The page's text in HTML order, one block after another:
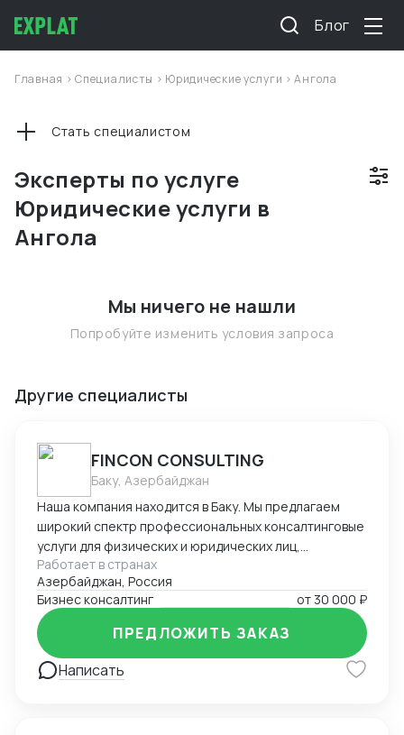
Блог
Главная >Специалисты > Юридические услуги >Ангола
Эксперты по услуге
Юридические услуги в
Ангола
Стать специалистом
Мы ничего не нашли
Попробуйте изменить условия запроса
Другие специалисты
FINCON CONSULTING
Баку, Азербайджан
Наша компания находится в Баку. Мы предлагаем
широкий спектр профессиональных консалтинговые
услуги для физических и юридических лиц,
предпринимателей и бизнесменов на территории
Азербайджана. Портфель наших заказчиков и
клиентов в основном из стран СНГ. В список
стандартных услуг входит: - регистрация компании
на территории Азербайджана, включая открытие
счетов в банках - Полное сопровождение компании -
Помощь в подготовке и подаче документов при
Работает в странах
Азербайджан, Россия
Бизнес консалтинг
от 30 000 ₽
Написать
ПРЕДЛОЖИТЬ ЗАКАЗ